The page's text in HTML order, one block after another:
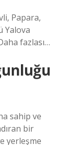
Papara,
Yalova
fazlası…
sahip ve
bir
yerleşme